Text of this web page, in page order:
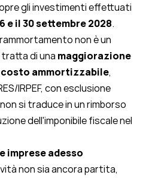
gli investimenti effettuati
e il 30 settembre 2028.
non è un
di una maggiorazione
ammortizzabile,
IRPEF, con esclusione
si traduce in un rimborso
dell'imponibile fiscale nel
imprese adesso
non sia ancora partita,